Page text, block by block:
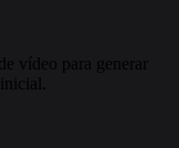
vídeo para generar